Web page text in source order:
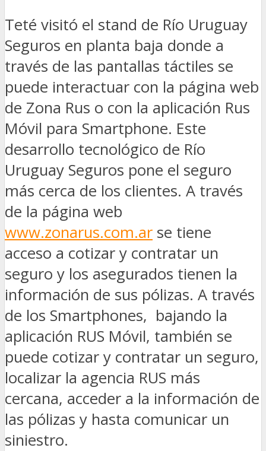
Teté visitó el stand de Río Uruguay
Seguros en planta baja donde a
través de las pantallas táctiles se
puede interactuar con la página web
de Zona Rus o con la aplicación Rus
Móvil para Smartphone. Este
desarrollo tecnológico de Río
Uruguay Seguros pone el seguro
más cerca de los clientes. A través
de la página web
www.zonarus.com.ar se tiene
acceso a cotizar y contratar un
seguro y los asegurados tienen la
información de sus pólizas. A través
de los Smartphones, bajando la
aplicación RUS Móvil, también se
puede cotizar y contratar un seguro,
localizar la agencia RUS más
cercana, acceder a la información de
las pólizas y hasta comunicar un
siniestro.